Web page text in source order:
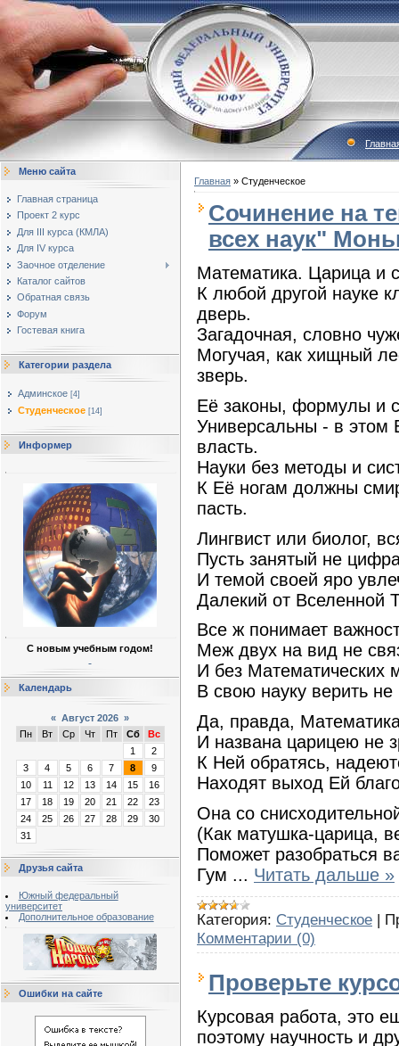
Меню сайта
Главная страница
Проект 2 курс
Для III курса (КМЛА)
Для IV курса
Заочное отделение
Каталог сайтов
Обратная связь
Форум
Гостевая книга
Категории раздела
Админское [4]
Студенческое [14]
Информер
С новым учебным годом!
Календарь
« Август 2026 »
Пн
Вт Ср Чт Пт Сб
Вс
1
2
3
4 5 6 7 8
9
10
11 12 13 14 15
16
17
18 19 20 21 22
23
24
25 26 27 28 29
30
31
Друзья сайта
Южный федеральный
университет
Дополнительное образование
Ошибки на сайте
Главная » Студенческое
Сочинение на
всех наук"
Математика. Царица и
К любой другой науке
дверь.
Загадочная, словно
Могучая, как хищный
зверь.
Её законы, формулы и
Универсальны - в этом
власть.
Науки без методы и
К Её ногам должны
пасть.
Лингвист или биолог,
Пусть занятый не
И темой своей яро
Далекий от Вселенной
Все ж понимает
Меж двух на вид не
И без Математических
В свою науку верить не
Да, правда,
И названа царицею не
К Ней обратясь,
Находят выход Ей
Она со
(Как матушка-царица,
Поможет разобраться
Гум ... Читать дальше »
Категория: Студенческое |
Комментарии (0)
Проверьте
Курсовая работа, это
поэтому научность и